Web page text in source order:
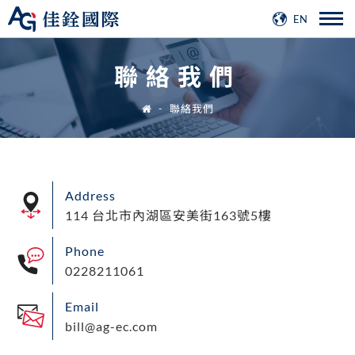
EN
聯絡我們
聯絡我們
Address
114 台北市內湖區安美街163號5樓
Phone
0228211061
Email
bill@ag-ec.com